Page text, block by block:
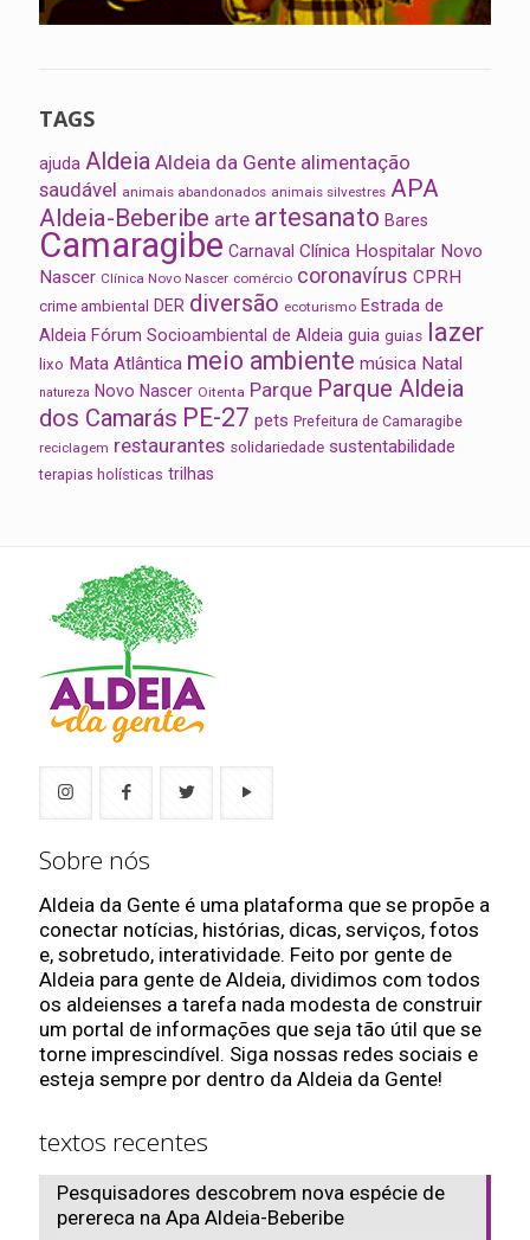
TAGS
ajuda Aldeia Aldeia da Gente alimentação
saudável animais abandonados animais silvestres APA
Aldeia-Beberibe arte artesanato Bares
Camaragibe Carnaval Clínica Hospitalar Novo
Nascer Clínica Novo Nascer comércio coronavírus CPRH
crime ambiental DER diversão ecoturismo Estrada de
Aldeia Fórum Socioambiental de Aldeia guia guias lazer
lixo Mata Atlântica meio ambiente música Natal
natureza Novo Nascer Oitenta Parque Parque Aldeia
dos Camarás PE-27 pets Prefeitura de Camaragibe
reciclagem restaurantes solidariedade sustentabilidade
terapias holísticas trilhas
Sobre nós
Aldeia da Gente é uma plataforma que se propõe a
conectar notícias, histórias, dicas, serviços, fotos
e, sobretudo, interatividade. Feito por gente de
Aldeia para gente de Aldeia, dividimos com todos
os aldeienses a tarefa nada modesta de construir
um portal de informações que seja tão útil que se
torne imprescindível. Siga nossas redes sociais e
esteja sempre por dentro da Aldeia da Gente!
textos recentes
Pesquisadores descobrem nova espécie de
perereca na Apa Aldeia-Beberibe